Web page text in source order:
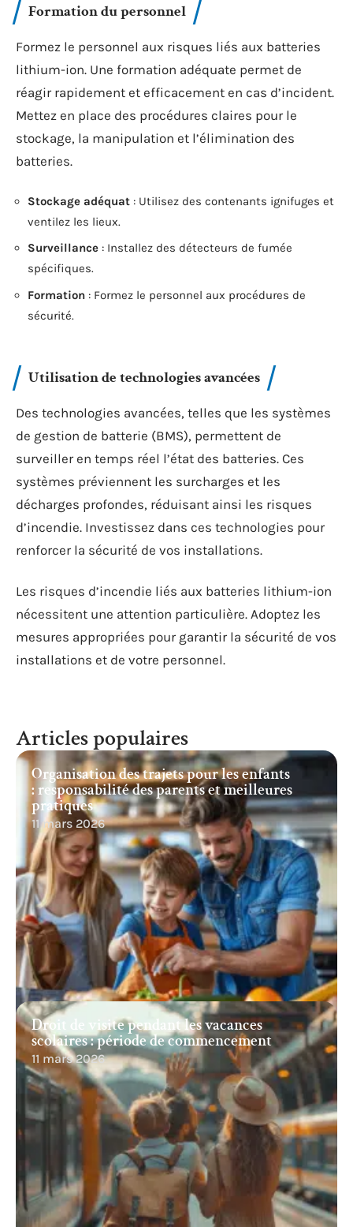
Formation du personnel
Formez le personnel aux risques liés aux batteries
lithium-ion. Une formation adéquate permet de
réagir rapidement et efficacement en cas d’incident.
Mettez en place des procédures claires pour le
stockage, la manipulation et l’élimination des
batteries.
Stockage adéquat : Utilisez des contenants ignifuges et
ventilez les lieux.
Surveillance : Installez des détecteurs de fumée
spécifiques.
Formation : Formez le personnel aux procédures de
sécurité.
Utilisation de technologies avancées
Des technologies avancées, telles que les systèmes
de gestion de batterie (BMS), permettent de
surveiller en temps réel l’état des batteries. Ces
systèmes préviennent les surcharges et les
décharges profondes, réduisant ainsi les risques
d’incendie. Investissez dans ces technologies pour
renforcer la sécurité de vos installations.
Les risques d’incendie liés aux batteries lithium-ion
nécessitent une attention particulière. Adoptez les
mesures appropriées pour garantir la sécurité de vos
installations et de votre personnel.
Articles populaires
Organisation des trajets pour les enfants
: responsabilité des parents et meilleures
pratiques
11 mars 2026
Droit de visite pendant les vacances
scolaires : période de commencement
11 mars 2026